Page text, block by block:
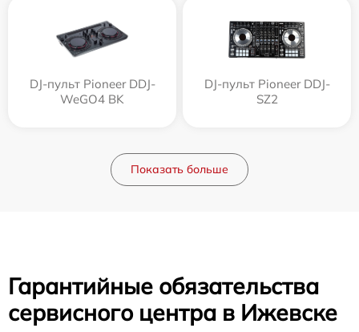
DJ-пульт Pioneer DDJ-
WeGO4 BK
DJ-пульт Pioneer DDJ-
SZ2
Показать больше
Гарантийные обязательства
сервисного центра в Ижевске